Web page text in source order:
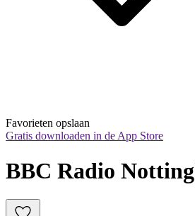
Favorieten opslaan
Gratis downloaden in de App Store
BBC Radio